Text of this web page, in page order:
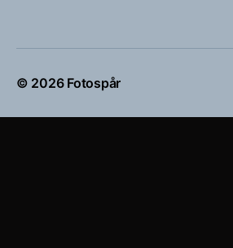
© 2026 Fotospår